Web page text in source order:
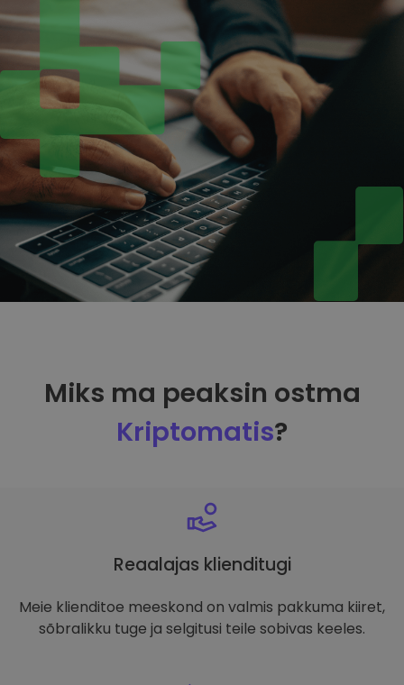
Miks ma peaksin ostma
Kriptomatis?
Reaalajas klienditugi
Meie klienditoe meeskond on valmis pakkuma kiiret,
sõbralikku tuge ja selgitusi teile sobivas keeles.